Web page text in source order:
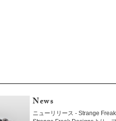
News
ニューリリース - Strange